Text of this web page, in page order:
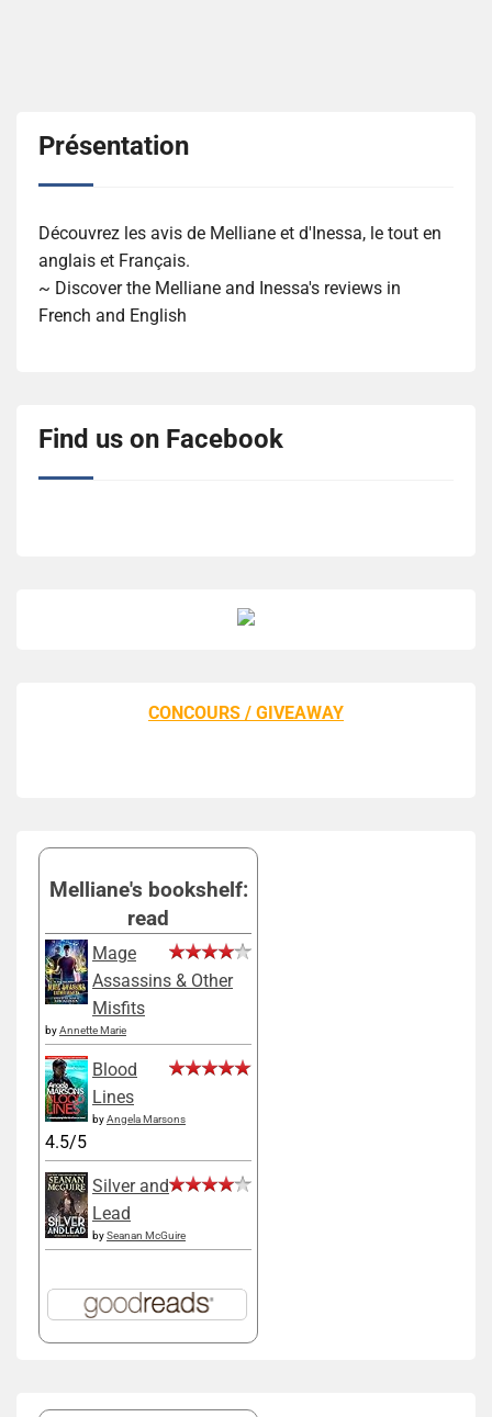
Présentation
Découvrez les avis de Melliane et d'Inessa, le tout en
anglais et Français.
~ Discover the Melliane and Inessa's reviews in
French and English
Find us on Facebook
CONCOURS / GIVEAWAY
Melliane's bookshelf:
read
Mage
Assassins & Other
Misfits
byAnnette Marie
Blood
Lines
byAngela Marsons
4.5/5
Silver and
Lead
bySeanan McGuire